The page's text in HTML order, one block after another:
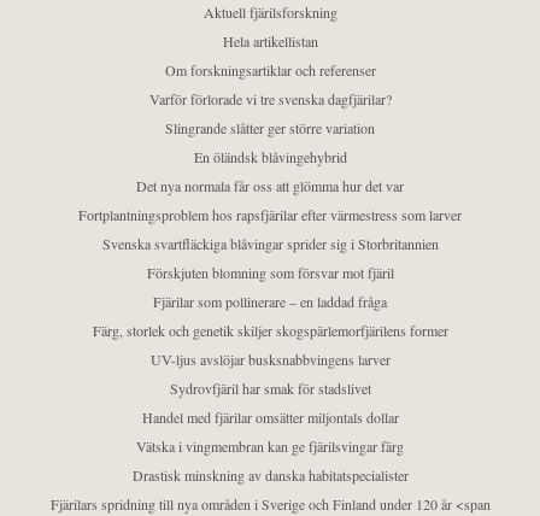
Aktuell fjärilsforskning
Hela artikellistan
Om forskningsartiklar och referenser
Varför förlorade vi tre svenska dagfjärilar?
Slingrande slåtter ger större variation
En öländsk blåvingehybrid
Det nya normala får oss att glömma hur det var
Fortplantningsproblem hos rapsfjärilar efter värmestress som larver
Svenska svartfläckiga blåvingar sprider sig i Storbritannien
Förskjuten blomning som försvar mot fjäril
Fjärilar som pollinerare – en laddad fråga
Färg, storlek och genetik skiljer skogspärlemorfjärilens former
UV-ljus avslöjar busksnabbvingens larver
Sydrovfjäril har smak för stadslivet
Handel med fjärilar omsätter miljontals dollar
Vätska i vingmembran kan ge fjärilsvingar färg
Drastisk minskning av danska habitatspecialister
Fjärilars spridning till nya områden i Sverige och Finland under 120 år <span